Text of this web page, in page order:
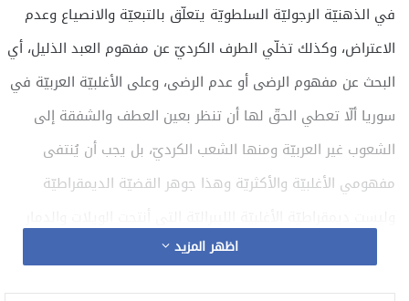
في الذهنيّة الرجوليّة السلطويّة يتعلّق بالتبعيّة والانصياع وعدم
الاعتراض، وكذلك تخلّي الطرف الكرديّ عن مفهوم العبد الذليل، أي
البحث عن مفهوم الرضى أو عدم الرضى، وعلى الأغلبيّة العربيّة في
سوريا ألّا تعطي الحقّ لها أن تنظر بعين العطف والشفقة إلى
الشعوب غير العربيّة ومنها الشعب الكرديّ، بل يجب أن يُنتفى
مفهومي الأغلبيّة والأكثريّة وهذا جوهر القضيّة الديمقراطيّة
اظهر المزيد